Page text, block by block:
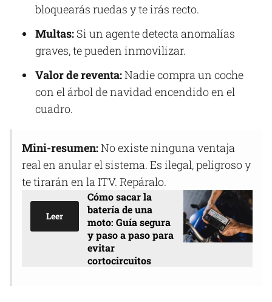
bloquearás ruedas y te irás recto.
Multas: Si un agente detecta anomalías
graves, te pueden inmovilizar.
Valor de reventa:Nadie compra un coche
con el árbol de navidad encendido en el
cuadro.
Mini-resumen:No existe ninguna ventaja
real en anular el sistema. Es ilegal, peligroso y
te tirarán en la ITV. Repáralo.
Leer
Cómo sacar la
batería de una
moto: Guía segura
y paso a paso para
evitar
cortocircuitos